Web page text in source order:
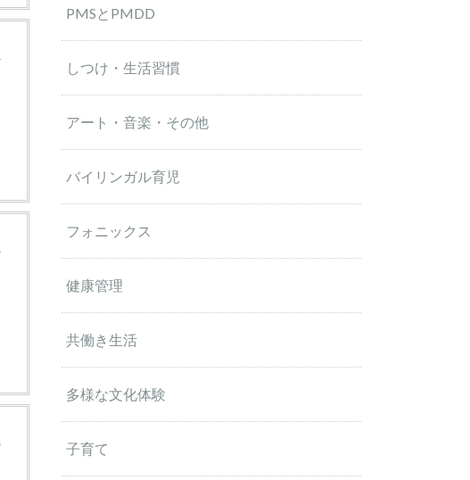
PMSとPMDD
しつけ・生活習慣
アート・音楽・その他
バイリンガル育児
フォニックス
健康管理
共働き生活
多様な文化体験
子育て